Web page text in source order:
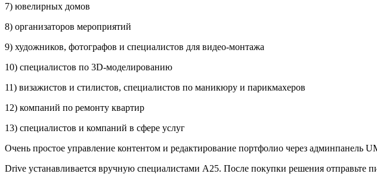
7) ювелирных домов
8) организаторов мероприятий
9) художников, фотографов и специалистов для видео-монтажа
10) специалистов по 3D-моделированию
11) визажистов и стилистов, специалистов по маникюру и парикмахеров
12) компаний по ремонту квартир
13) специалистов и компаний в сфере услуг
Очень простое управление контентом и редактирование портфолио через админпанель
Drive устанавливается вручную специалистами А25. После покупки решения отправьте